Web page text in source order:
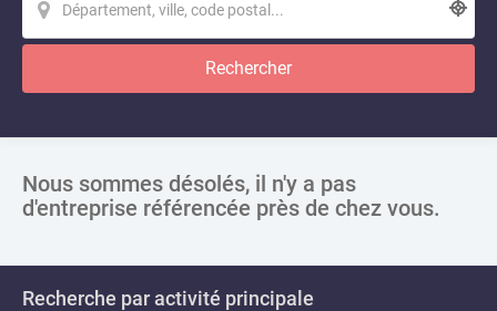
Rechercher
Nous sommes désolés, il n'y a pas
d'entreprise référencée près de chez vous.
Recherche par activité principale